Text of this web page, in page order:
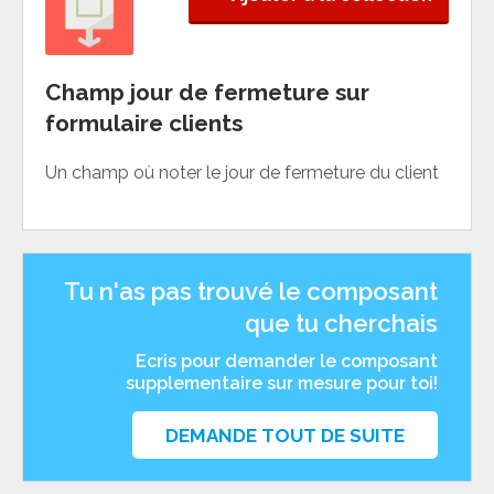
Champ jour de fermeture sur
formulaire clients
Un champ où noter le jour de fermeture du client
Tu n'as pas trouvé le composant
que tu cherchais
Ecris pour demander le composant
supplementaire sur mesure pour toi!
DEMANDE TOUT DE SUITE